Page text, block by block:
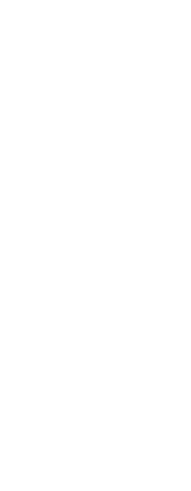
начаться с
способности